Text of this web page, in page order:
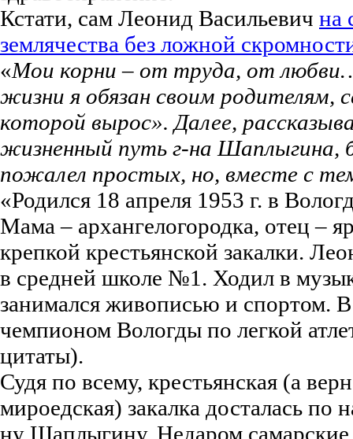
Кстати, сам Леонид Васильевич на
землячества без ложной
«Мои корни – от труда, от
жизни я обязан своим родителям,
которой вырос». Далее,
жизненный путь г-на Шаплыгина,
пожалел простых, но, вместе с
«Родился 18 апреля 1953 г. в
Мама – архангелогородка, отец –
крепкой крестьянской закалки.
в средней школе №1. Ходил в
занимался живописью и спортом.
чемпионом Вологды по легкой
цитаты).
Судя по всему, крестьянская (а
мироедская) закалка досталась по
ну Шаплыгину. Недаром самарские